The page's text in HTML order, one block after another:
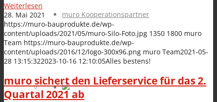
muro Kooperationspartner
Weiterlesen
28. Mai 2021
https://muro-bauprodukte.de/wp-
content/uploads/2021/05/muro-Silo-Foto.jpg 1350 1800 muro
Team https://muro-bauprodukte.de/wp-
content/uploads/2016/12/logo-300x96.png muro Team2021-05-
28 13:15:322023-10-16 12:10:05Alles bestens!
muro sichert den Lieferservice für das 2.
Quartal 2021 ab